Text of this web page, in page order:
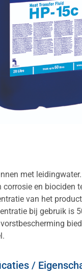
met
corrosie en biociden
van het
bij gebruik is
/